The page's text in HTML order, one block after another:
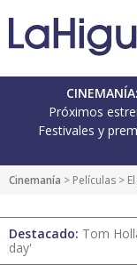
CINEMANÍA:
Próximos
Festivales y
Cinemanía > Películas >
Destacado: Tom
day'